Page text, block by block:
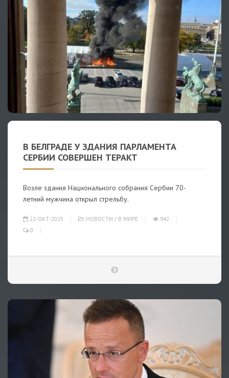
В БЕЛГРАДЕ У ЗДАНИЯ ПАРЛАМЕНТА
СЕРБИИ СОВЕРШЕН ТЕРАКТ
Возле здания Национального собрания Сербии 70-
летний мужчина открыл стрельбу.
22-ОКТ-2025 НОВОСТИ / В МИРЕ
942
0